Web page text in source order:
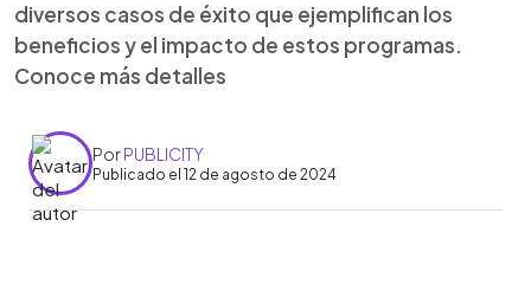
diversos casos de éxito que ejemplifican los
beneficios y el impacto de estos programas.
Conoce más detalles
PorPUBLICITY
Publicado el 12 de agosto de 2024